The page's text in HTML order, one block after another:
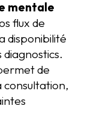
mentale
flux de
disponibilité
de
consultation,